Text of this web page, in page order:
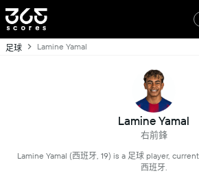
足球 Lamine Yamal
Lamine Yamal
右前鋒
Lamine Yamal (西班牙, 19) is a 足球 player,
西班牙.